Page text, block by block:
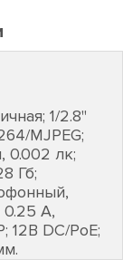
1/2.8''
MJPEG;
0.002 лк;
Гб;
0.25 А,
12В DC/PoE;